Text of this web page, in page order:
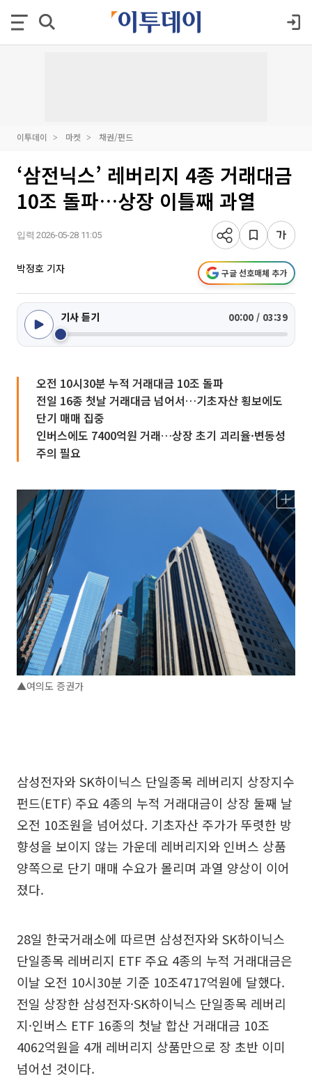
이투데이 마켓 채권/펀드
‘삼전닉스’ 레버리지 4종 거래대금
10조 돌파…상장 이틀째 과열
입력 2026-05-28 11:05
박정호 기자 구글 선호매체 추가
기사 듣기 00:00 / 03:39
오전 10시30분 누적 거래대금 10조 돌파
전일 16종 첫날 거래대금 넘어서…기초자산 횡보에도
단기 매매 집중
인버스에도 7400억원 거래…상장 초기 괴리율·변동성
주의 필요
▲여의도 증권가
삼성전자와 SK하이닉스 단일종목 레버리지 상장지수
펀드(ETF) 주요 4종의 누적 거래대금이 상장 둘째 날
오전 10조원을 넘어섰다. 기초자산 주가가 뚜렷한 방
향성을 보이지 않는 가운데 레버리지와 인버스 상품
양쪽으로 단기 매매 수요가 몰리며 과열 양상이 이어
졌다.
28일 한국거래소에 따르면 삼성전자와 SK하이닉스
단일종목 레버리지 ETF 주요 4종의 누적 거래대금은
이날 오전 10시30분 기준 10조4717억원에 달했다.
전일 상장한 삼성전자·SK하이닉스 단일종목 레버리
지·인버스 ETF 16종의 첫날 합산 거래대금 10조
4062억원을 4개 레버리지 상품만으로 장 초반 이미
넘어선 것이다.